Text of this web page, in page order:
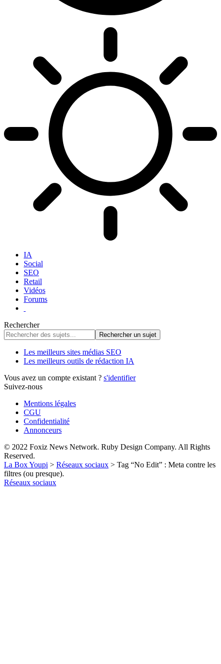
IA
Social
SEO
Retail
Vidéos
Forums
Rechercher
Les meilleurs sites médias SEO
Les meilleurs outils de rédaction IA
Vous avez un compte existant ? s'identifier
Suivez-nous
Mentions légales
CGU
Confidentialité
Annonceurs
© 2022 Foxiz News Network. Ruby Design Company. All Rights
Reserved.
La Box Youpi > Réseaux sociaux > Tag “No Edit” : Meta contre les
filtres (ou presque).
Réseaux sociaux